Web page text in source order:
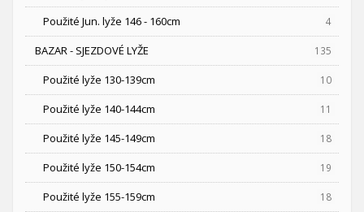
Použité Jun. lyže 146 - 160cm 4
BAZAR - SJEZDOVÉ LYŽE 135
Použité lyže 130-139cm 10
Použité lyže 140-144cm 11
Použité lyže 145-149cm 18
Použité lyže 150-154cm 19
Použité lyže 155-159cm 18